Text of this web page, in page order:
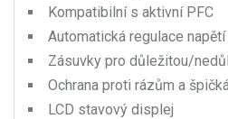
Kompatibilní s aktivní PFC
Automatická regulace napětí
Zásuvky pro důležitou/
Ochrana proti rázům a
LCD stavový displej